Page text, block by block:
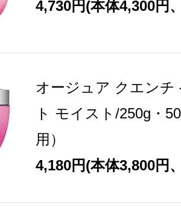
4,730円(本体4,300円
オージュア クエンチ
ト モイスト/250g・
用）
4,180円(本体3,800円